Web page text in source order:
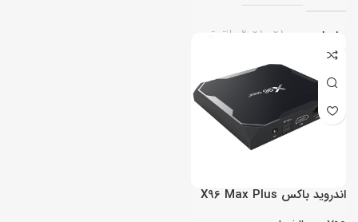
ابعاد 100 × 100 × 20 سانتیمتر
اندروید باکس X96 Max Plus